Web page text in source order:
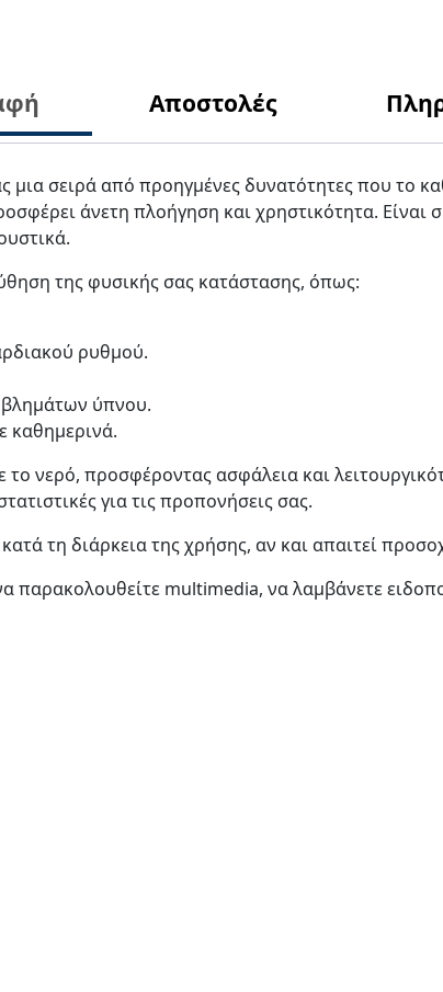
Αποστολές
σειρά από προηγμένες δυνατότητες που το
άνετη πλοήγηση και χρηστικότητα. Είναι
της φυσικής σας κατάστασης, όπως:
ρυθμού.
ύπνου.
καθημερινά.
νερό, προσφέροντας ασφάλεια και
για τις προπονήσεις σας.
τη διάρκεια της χρήσης, αν και απαιτεί
multimedia, να λαμβάνετε